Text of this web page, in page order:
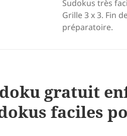
Sudokus très
Grille 3 x 3. Fin
préparatoire.
gratuit
faciles